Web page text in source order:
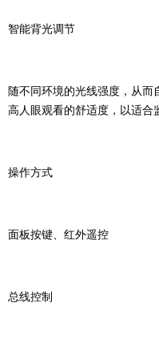
智能背光调节
随不同环境的光线强度，从
高人眼观看的舒适度，以适合
操作方式
面板按键、红外遥控
总线控制